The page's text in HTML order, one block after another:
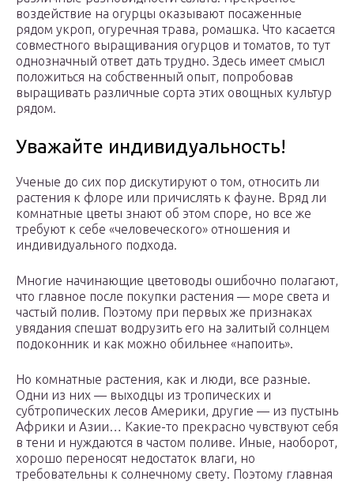
воздействие на огурцы оказывают посаженные
рядом укроп, огуречная трава, ромашка. Что касается
совместного выращивания огурцов и томатов, то тут
однозначный ответ дать трудно. Здесь имеет смысл
положиться на собственный опыт, попробовав
выращивать различные сорта этих овощных культур
рядом.
Уважайте индивидуальность!
Ученые до сих пор дискутируют о том, относить ли
растения к флоре или причислять к фауне. Вряд ли
комнатные цветы знают об этом споре, но все же
требуют к себе «человеческого» отношения и
индивидуального подхода.
Многие начинающие цветоводы ошибочно полагают,
что главное после покупки растения — море света и
частый полив. Поэтому при первых же признаках
увядания спешат водрузить его на залитый солнцем
подоконник и как можно обильнее «напоить».
Но комнатные растения, как и люди, все разные.
Одни из них — выходцы из тропических и
субтропических лесов Америки, другие — из пустынь
Африки и Азии… Какие-то прекрасно чувствуют себя
в тени и нуждаются в частом поливе. Иные, наоборот,
хорошо переносят недостаток влаги, но
требовательны к солнечному свету. Поэтому главная